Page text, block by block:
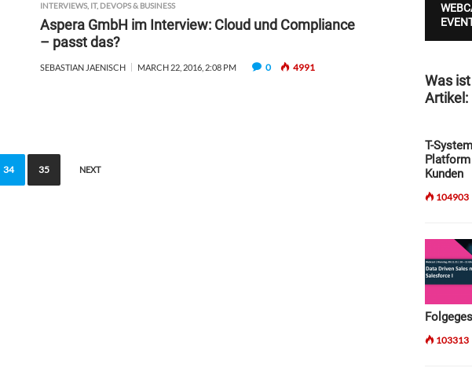
INTERVIEWS, IT, DEVOPS & BUSINESS
Aspera GmbH im Interview: Cloud und Compliance
– passt das?
SEBASTIAN JAENISCH MARCH 22, 2016, 2:08 PM 0 4991
34 35 NEXT
Was
Artikel:
T-
Kunden
104903
103313